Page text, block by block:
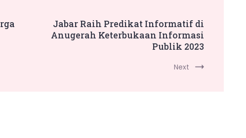
Jabar Raih Predikat Informatif di
Anugerah Keterbukaan Informasi
Publik 2023
Next